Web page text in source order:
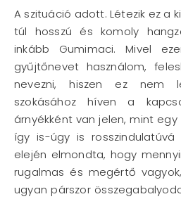
A szituáció adott. Létezik ez a
túl hosszú és komoly
inkább Gumimaci. Mivel
gyűjtőnevet használom,
nevezni, hiszen ez nem
szokásához híven a
árnyékként van jelen, mint
így is-úgy is
elején elmondta, hogy
rugalmas és megértő
ugyan párszor